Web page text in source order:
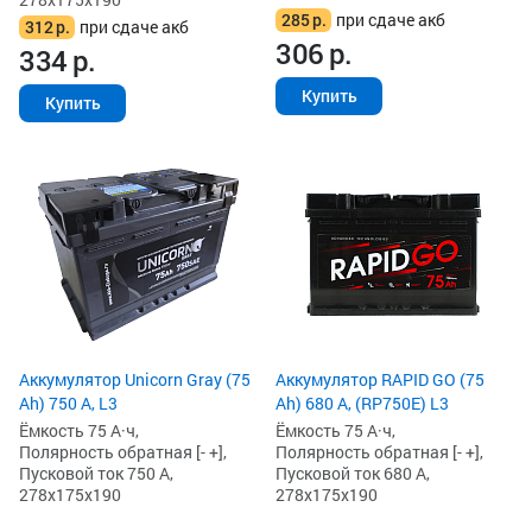
312р. при сдаче акб
334р.
Купить
285р. при сдаче акб
306р.
Купить
Аккумулятор Unicorn Gray (75
Ah) 750 А, L3
Ёмкость 75 А·ч,
Полярность обратная [- +],
Пусковой ток 750 А,
278x175x190
Аккумулятор RAPID GO (75
Ah) 680 А, (RP750E) L3
Ёмкость 75 А·ч,
Полярность обратная [- +],
Пусковой ток 680 А,
278x175x190